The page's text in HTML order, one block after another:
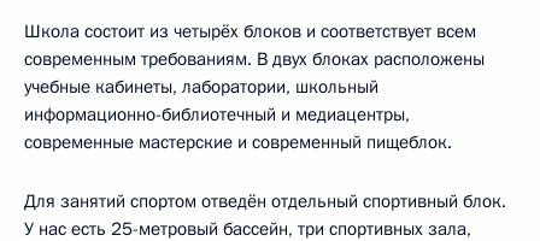
Школа состоит из четырёх блоков и соответствует всем
современным требованиям. В двух блоках расположены
учебные кабинеты, лаборатории, школьный
информационно-библиотечный и медиацентры,
современные мастерские и современный пищеблок.
Для занятий спортом отведён отдельный спортивный блок.
У нас есть 25-метровый бассейн, три спортивных зала,